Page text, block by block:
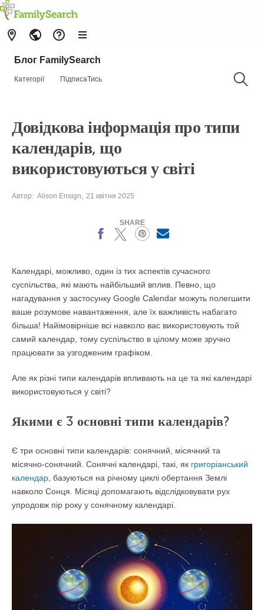
Блог FamilySearch
Категорії ПідписаТись
Довідкова інформація про типи
календарів, що
використовуються у світі
Автор: Alison Ensign 21 квітня 2025
SHARE
X
Календарі, можливо, один із тих аспектів сучасного
суспільства, які мають найбільший вплив. Певно, що
нагадування у застосунку Google Calendar можуть полегшити
ваше розумове навантаження, але їх важливість набагато
більша! Найімовірніше всі навколо вас використовують той
самий календар, тому суспільство в цілому може зручно
працювати за узгодженим графіком.
Але як різні типи календарів впливають на це та які календарі
використовуються у світі?
Якими є 3 основні типи календарів?
Є три основні типи календарів: сонячний, місячний та
місячно-сонячний. Сонячні календарі, такі, як григоріанський
календар , базуються на річному циклі обертання Землі
навколо Сонця. Місяці допомагають відслідковувати рух
упродовж пір року у сонячному календарі.